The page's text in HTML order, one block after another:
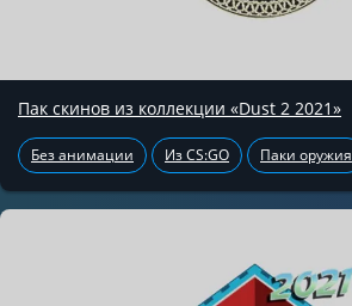
Пак скинов из коллекции «Dust 2 2021»
Без анимации Из CS:GO Паки оружия